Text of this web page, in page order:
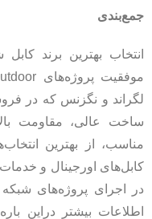
جمع‌بندی
انتخاب بهترین برند
لگراند و نگزنس که در
ساخت عالی، مقاومت
مناسب، از بهترین
کابل‌های اورجینال و
در اجرای پروژه‌های
اطلاعات بیشتر دراین